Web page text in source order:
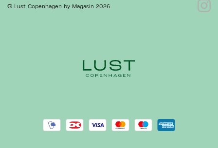
Gå til Kundeservice
Privatlivspolitik
Om os
© Lust Copenhagen by Magasin 2026